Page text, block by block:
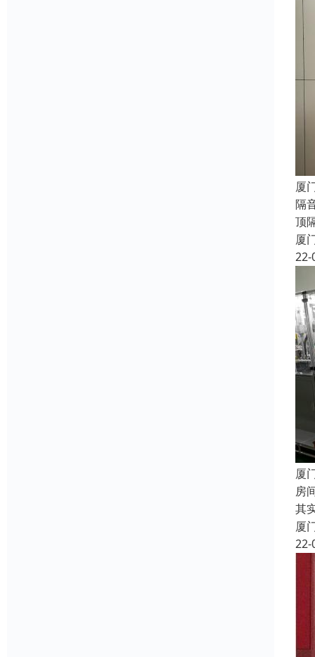
厦
隔
顶
厦
22-
厦
房
其
厦
22-